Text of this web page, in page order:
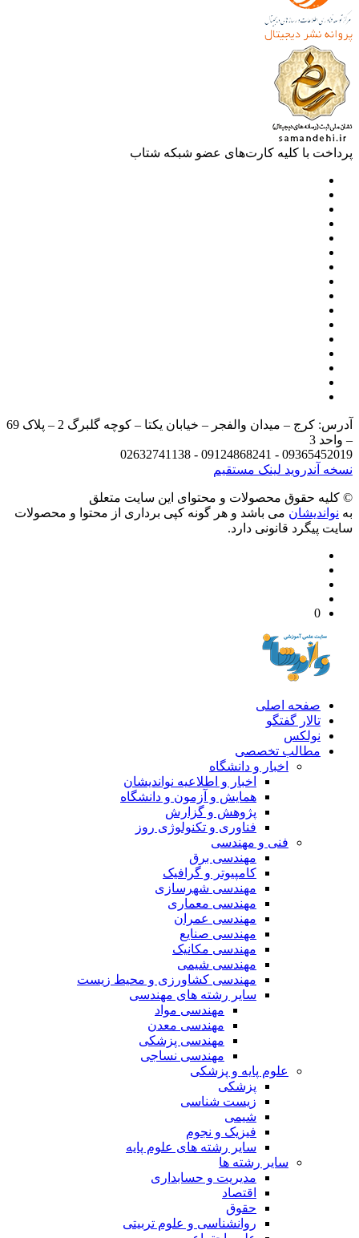
با کلیه کارت‌های عضو شبکه شتاب
آدرس: کرج – میدان والفجر – خیابان یکتا – کوچه گلبرگ 2 – پلاک 69
3
09365452019 - 09124868241 -
آندرویدلینک مستقیم
حقوق محصولات و محتوای اين سایت متعلق
می باشد و هر گونه کپی برداری از محتوا و محصولات
پیگرد قانونی دارد.
صفحه اصلی
تالار گفتگو
نولکس
مطالب تخصصی
اخبار و دانشگاه
اخبار و اطلاعیه نواندیشان
همایش و آزمون و دانشگاه
پژوهش و گزارش
فناوری و تکنولوژی روز
فنی و مهندسی
مهندسی برق
کامپیوتر و گرافیک
مهندسی شهرسازی
مهندسی معماری
مهندسی عمران
مهندسی صنایع
مهندسی مکانیک
مهندسی شیمی
مهندسی کشاورزی و محیط زیست
سایر رشته های مهندسی
مهندسی مواد
مهندسی معدن
مهندسی پزشکی
مهندسی نساجی
علوم پایه و پزشکی
پزشکی
زیست شناسی
شیمی
فیزیک و نجوم
سایر رشته های علوم پایه
سایر رشته ها
مدیریت و حسابداری
اقتصاد
حقوق
روانشناسی و علوم تربیتی